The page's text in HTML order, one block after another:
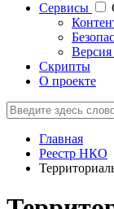
Cервисы
Версия
Скрипты
О проекте
Главная
Реестр НКО